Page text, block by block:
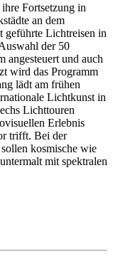
Fortsetzung in
an dem
geführte Lichtreisen in
der 50
angesteuert und auch
wird das Programm
lädt am frühen
Lichtkunst in
Lichttouren
Erlebnis
trifft. Bei der
kosmische wie
mit spektralen